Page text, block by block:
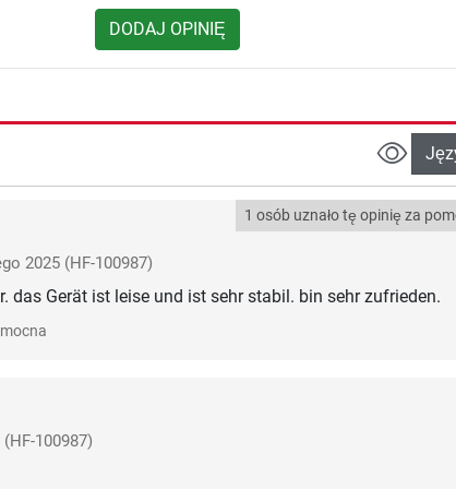
DODAJ OPINIĘ
1 osób uznało tę opinię za
2025 (HF-100987)
das Gerät ist leise und ist sehr stabil. bin sehr zufrieden.
(HF-100987)